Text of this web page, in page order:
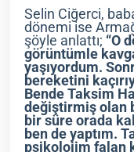
Selin Ciğerci,
dönemi ise
şöyle anlattı; “O
görüntümle
yaşıyordum.
bereketini
Bende Taksim
değiştirmiş olan
bir süre orada
ben de yaptım.
psikolojim falan